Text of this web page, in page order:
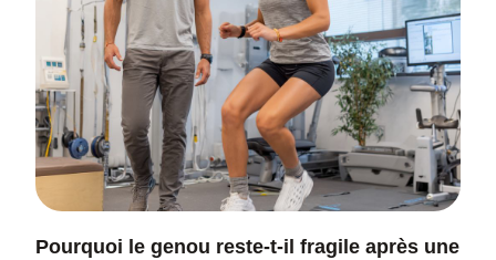
Pourquoi le genou reste-t-il fragile après une